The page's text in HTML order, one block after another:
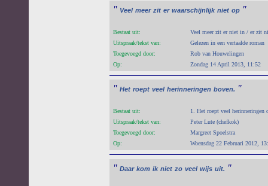
" Veel meer zit er waarschijnlijk niet op "
Bestaat uit:
Veel meer zit er niet in / er zit
Uitspraak/tekst van:
Gelezen in een vertaalde roman
Toegevoegd door:
Rob van Houwelingen
Op:
Zondag 14 April 2013, 11:52
" Het roept veel herinneringen boven. "
Bestaat uit:
1. Het roept veel herinneringen
Uitspraak/tekst van:
Peter Lute (chefkok)
Toegevoegd door:
Margreet Spoelstra
Op:
Woensdag 22 Februari 2012,
" Daar kom ik niet zo veel wijs uit. "